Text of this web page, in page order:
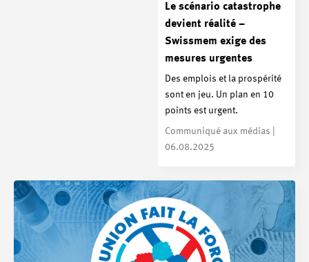
Le scénario catastrophe
devient réalité –
Swissmem exige des
mesures urgentes
Des emplois et la prospérité
sont en jeu. Un plan en 10
points est urgent.
Communiqué aux médias |
06.08.2025